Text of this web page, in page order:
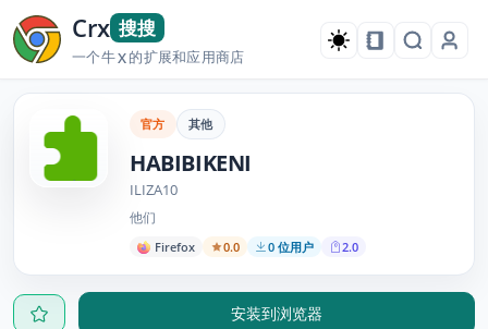
Crx 搜搜
一个牛X的扩展和应用商店
官方 其他
HABIBIKENI
ILIZA10
他们
Firefox 0.0 0 位用户 2.0
安装到浏览器